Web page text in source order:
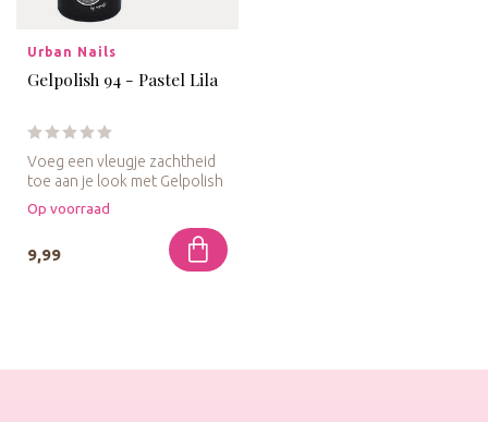
Urban Nails
Gelpolish 94 - Pastel Lila
Voeg een vleugje zachtheid
toe aan je look met Gelpolish
94 - Pastel Lila, een d...
Op voorraad
9,99